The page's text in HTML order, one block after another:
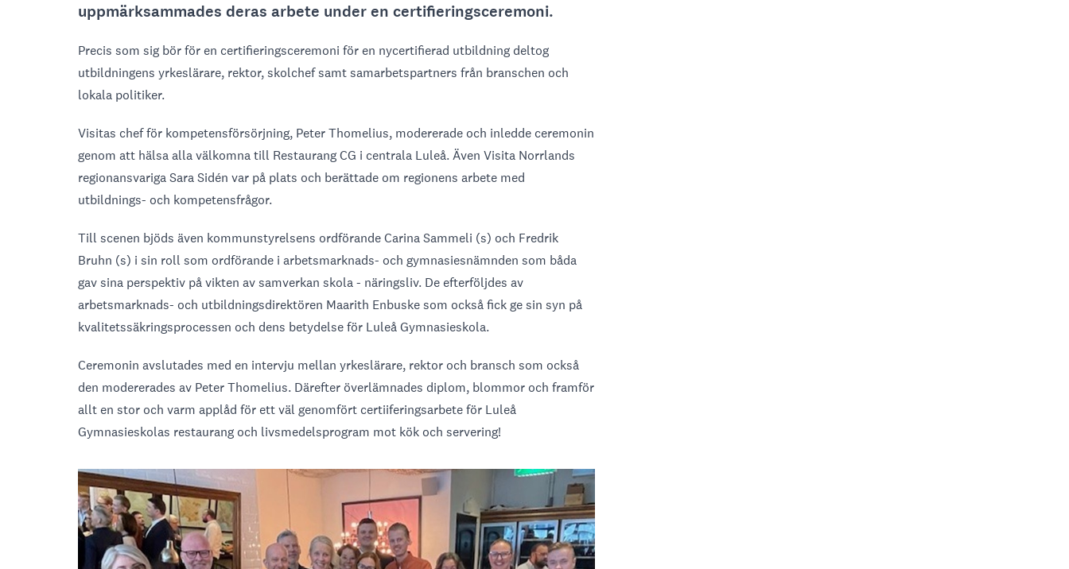
uppmärksammades deras arbete under en certifieringsceremoni.
Precis som sig bör för en certifieringsceremoni för en nycertifierad utbildning deltog
utbildningens yrkeslärare, rektor, skolchef samt samarbetspartners från branschen och
lokala politiker.
Visitas chef för kompetensförsörjning, Peter Thomelius, modererade och inledde ceremonin
genom att hälsa alla välkomna till Restaurang CG i centrala Luleå. Även Visita Norrlands
regionansvariga Sara Sidén var på plats och berättade om regionens arbete med
utbildnings- och kompetensfrågor.
Till scenen bjöds även kommunstyrelsens ordförande Carina Sammeli (s) och Fredrik
Bruhn (s) i sin roll som ordförande i arbetsmarknads- och gymnasiesnämnden som båda
gav sina perspektiv på vikten av samverkan skola - näringsliv. De efterföljdes av
arbetsmarknads- och utbildningsdirektören Maarith Enbuske som också fick ge sin syn på
kvalitetssäkringsprocessen och dens betydelse för Luleå Gymnasieskola.
Ceremonin avslutades med en intervju mellan yrkeslärare, rektor och bransch som också
den modererades av Peter Thomelius. Därefter överlämnades diplom, blommor och framför
allt en stor och varm applåd för ett väl genomfört certiiferingsarbete för Luleå
Gymnasieskolas restaurang och livsmedelsprogram mot kök och servering!